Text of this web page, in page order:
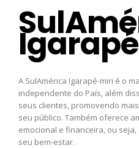
A SulAmérica Igarapé-miri é o
independente do País, além
seus clientes, promovendo
seu público. Também oferece
emocional e financeira, ou
seu bem-estar.